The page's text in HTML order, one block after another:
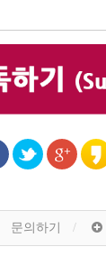
문의하기